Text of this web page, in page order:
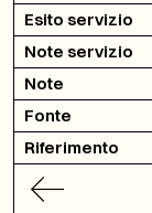
Esito servizio
Note servizio
Note
Fonte
Riferimento